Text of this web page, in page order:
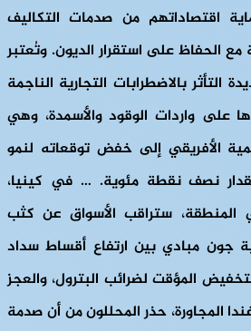
اقتصاداتهم من صدمات التكاليف
مع الحفاظ على استقرار الديون. وتُعتبر
بالاضطرابات التجارية الناجمة
على واردات الوقود والأسمدة، وهي
الأفريقي إلى خفض توقعاته لنمو
نصف نقطة مئوية. … في كينيا،
المنطقة، ستراقب الأسواق عن كثب
جون مبادي بين ارتفاع أقساط سداد
المؤقت لضرائب البترول، والعجز
المجاورة، حذر المحللون من أن صدمة